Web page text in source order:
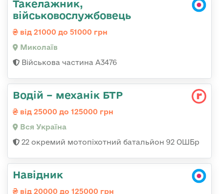
Такелажник,
військовослужбовець
від 21000 до 51000 грн
Миколаїв
Військова частина А3476
Водій – механік БТР
від 25000 до 125000 грн
Вся Україна
22 окремий мотопіхотний батальйон 92 ОШБр
Навідник
від 20000 до 125000 грн